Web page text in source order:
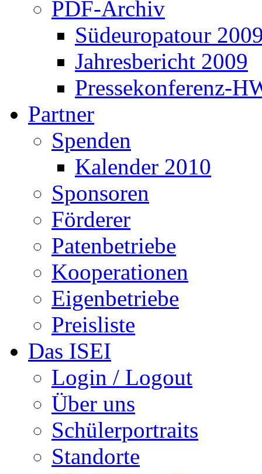
PDF-Archiv
Südeuropatour
Jahresbericht 2009
Pressekonferenz-
Partner
Spenden
Kalender 2010
Sponsoren
Förderer
Patenbetriebe
Kooperationen
Eigenbetriebe
Preisliste
Das ISEI
Login / Logout
Über uns
Schülerportraits
Standorte